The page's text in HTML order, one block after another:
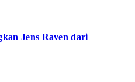
Jens Raven dari